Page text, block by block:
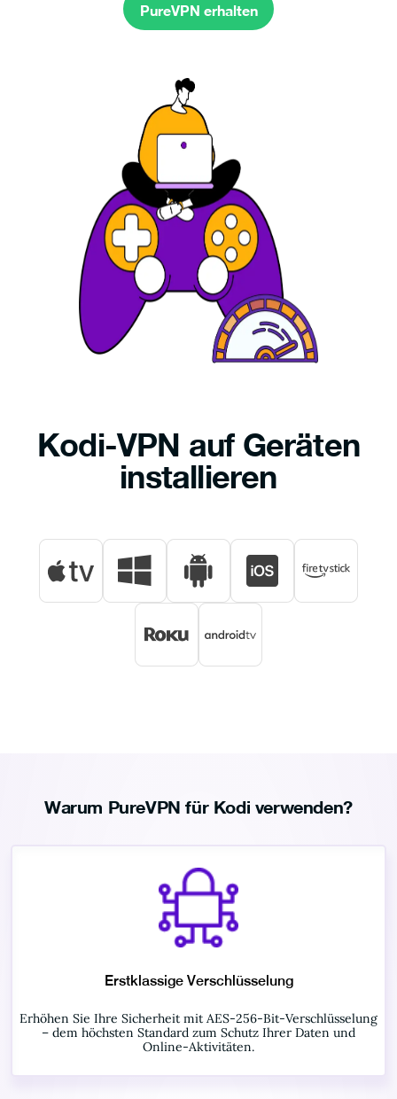
PureVPN erhalten
Kodi-VPN auf Geräten
installieren
Warum PureVPN für Kodi verwenden?
Erstklassige Verschlüsselung
Erhöhen Sie Ihre Sicherheit mit AES-256-Bit-Verschlüsselung
– dem höchsten Standard zum Schutz Ihrer Daten und
Online-Aktivitäten.